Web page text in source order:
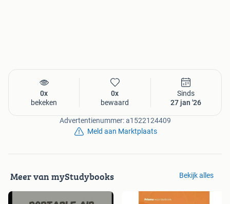
0x
bekeken
0x
bewaard
Sinds
27 jan '26
Advertentienummer: a1522124409
Meld aan Marktplaats
Meer van myStudybooks Bekijk alles